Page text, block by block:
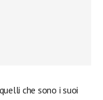
che sono i suoi